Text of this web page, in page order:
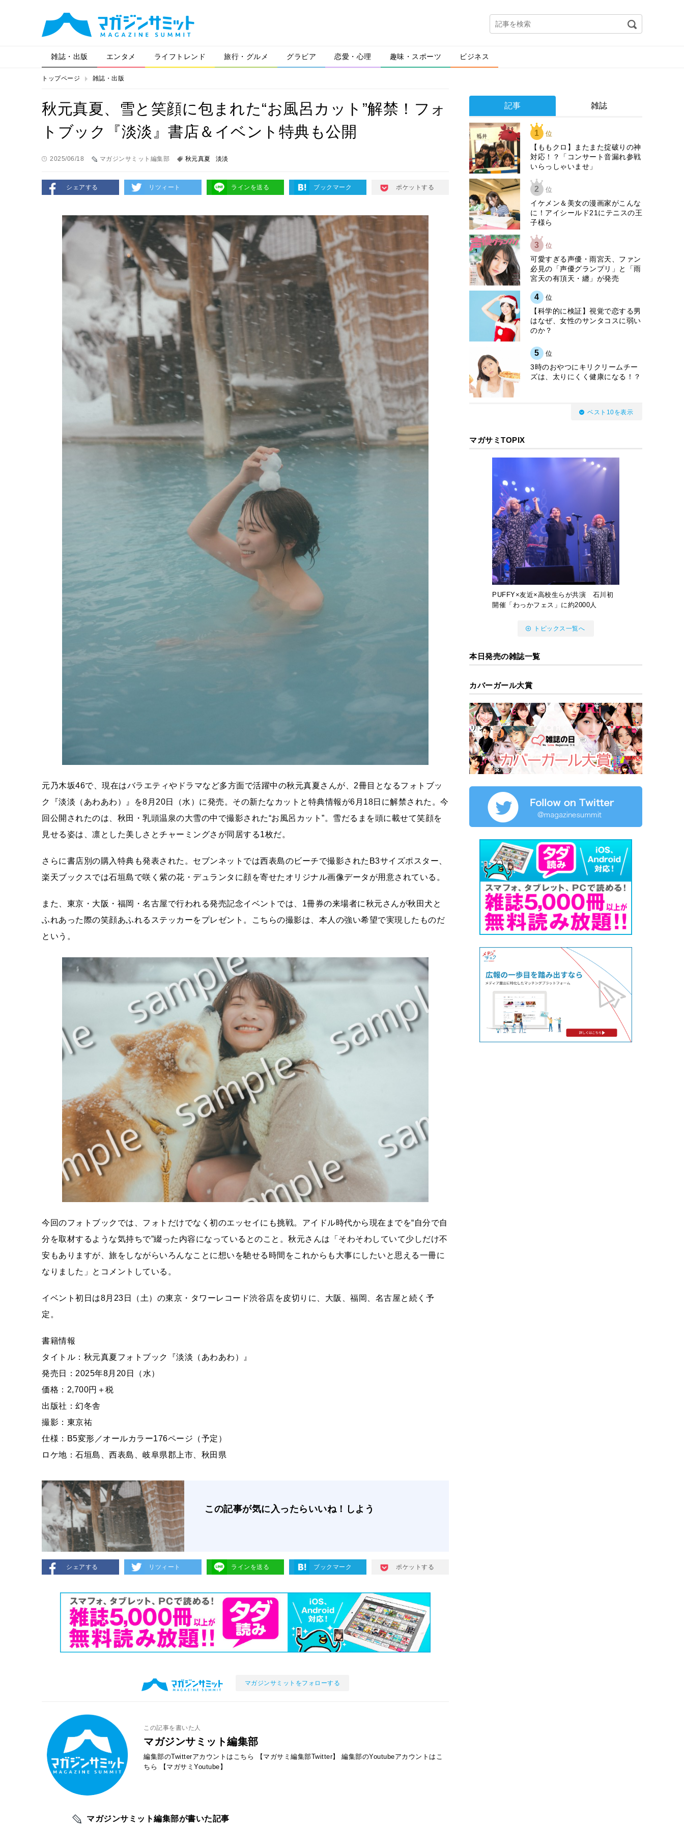
雑誌・出版 エンタメ ライフトレンド 旅行・グルメ グラビア 恋愛・心理 趣味・スポーツ ビジネス
トップページ 雑誌・出版
秋元真夏、雪と笑顔に包まれた“お風呂カット”解禁！フォ
トブック『淡淡』書店＆イベント特典も公開
2025/06/18 マガジンサミット編集部 秋元真夏 淡淡
シェアする リツィート ラインを送る ブックマーク ポケットする
元乃木坂46で、現在はバラエティやドラマなど多方面で活躍中の秋元真夏さんが、2冊目となるフォトブッ
ク『淡淡（あわあわ）』を8月20日（水）に発売。その新たなカットと特典情報が6月18日に解禁された。今
回公開されたのは、秋田・乳頭温泉の大雪の中で撮影された“お風呂カット”。雪だるまを頭に載せて笑顔を
見せる姿は、凛とした美しさとチャーミングさが同居する1枚だ。
さらに書店別の購入特典も発表された。セブンネットでは西表島のビーチで撮影されたB3サイズポスター、
楽天ブックスでは石垣島で咲く紫の花・デュランタに顔を寄せたオリジナル画像データが用意されている。
また、東京・大阪・福岡・名古屋で行われる発売記念イベントでは、1冊券の来場者に秋元さんが秋田犬と
ふれあった際の笑顔あふれるステッカーをプレゼント。こちらの撮影は、本人の強い希望で実現したものだ
という。
今回のフォトブックでは、フォトだけでなく初のエッセイにも挑戦。アイドル時代から現在までを“自分で自
分を取材するような気持ちで”綴った内容になっているとのこと。秋元さんは「そわそわしていて少しだけ不
安もありますが、旅をしながらいろんなことに想いを馳せる時間をこれからも大事にしたいと思える一冊に
なりました」とコメントしている。
イベント初日は8月23日（土）の東京・タワーレコード渋谷店を皮切りに、大阪、福岡、名古屋と続く予
定。
書籍情報
タイトル：秋元真夏フォトブック『淡淡（あわあわ）』
発売日：2025年8月20日（水）
価格：2,700円＋税
出版社：幻冬舎
撮影：東京祐
仕様：B5変形／オールカラー176ページ（予定）
ロケ地：石垣島、西表島、岐阜県郡上市、秋田県
この記事が気に入ったらいいね！しよう
シェアする リツィート ラインを送る ブックマーク ポケットする
マガジンサミットをフォローする
この記事を書いた人
マガジンサミット編集部
編集部のTwitterアカウントはこちら 【マガサミ編集部Twitter】
編集部のYoutubeアカウントはこ
ちら
【マガサミYoutube】
マガジンサミット編集部が書いた記事
記事 雑誌
1 位
【ももクロ】またまた掟破りの神
対応！？「コンサート音漏れ参戦
いらっしゃいませ」
2 位
イケメン＆美女の漫画家がこんな
に！アイシールド21にテニスの王
子様ら
3 位
可愛すぎる声優・雨宮天、ファン
必見の「声優グランプリ」と「雨
宮天の有頂天・纏」が発売
4 位
【科学的に検証】視覚で恋する男
はなぜ、女性のサンタコスに弱い
のか？
5 位
3時のおやつにキリクリームチー
ズは、太りにくく健康になる！？
ベスト10を表示
マガサミTOPIX
PUFFY×友近×高校生らが共演 石川初
開催「わっかフェス」に約2000人
トピックス一覧へ
本日発売の雑誌一覧
カバーガール大賞